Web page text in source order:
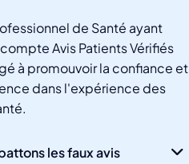
de Santé ayant
Avis Patients Vérifiés
à promouvoir la confiance et
dans l'expérience des
les faux avis